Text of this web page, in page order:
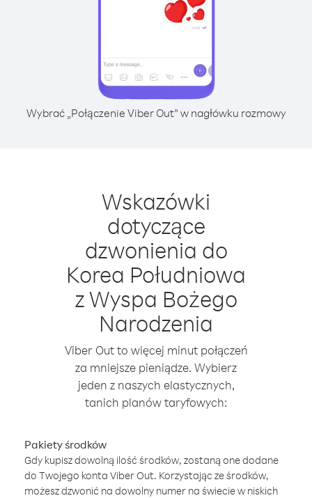
Wybrać „Połączenie Viber Out” w nagłówku rozmowy
Wskazówki
dotyczące
dzwonienia do
Korea Południowa
z Wyspa Bożego
Narodzenia
Viber Out to więcej minut połączeń
za mniejsze pieniądze. Wybierz
jeden z naszych elastycznych,
tanich planów taryfowych:
Pakiety środków
Gdy kupisz dowolną ilość środków, zostaną one dodane
do Twojego konta Viber Out. Korzystając ze środków,
możesz dzwonić na dowolny numer na świecie w niskich